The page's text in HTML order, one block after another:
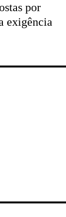
por
exigência